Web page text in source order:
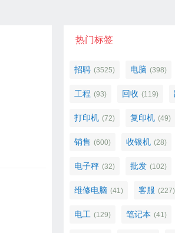
热门标签
招聘 (3525) 电脑 (398)
工程 (93) 回收 (119)
打印机 (72) 复印机 (49)
销售 (600) 收银机 (28)
电子秤 (32) 批发 (102)
维修电脑 (41) 客服 (227)
电工 (129) 笔记本 (41)